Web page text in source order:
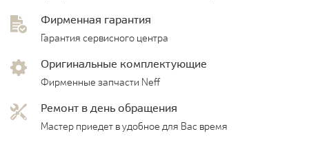
Фирменная гарантия
Гарантия сервисного центра
Оригинальные комплектующие
Фирменные запчасти Neff
Ремонт в день обращения
Мастер приедет в удобное для Вас время